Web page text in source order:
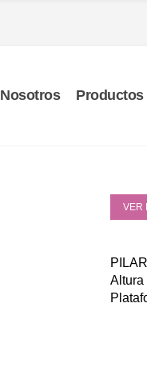
Nosotros Productos
VER
Altura